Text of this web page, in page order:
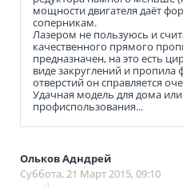
мощности двигателя даёт
соперникам.
Лазером не пользуюсь и
качественного прямого
предназначен, на это есть
виде закруглений и пропила
отверстий он справляется
Удачная модель для дома
профиспользования...
Ольков Адндрей
Суббота, 21 Март 2015, 09:10